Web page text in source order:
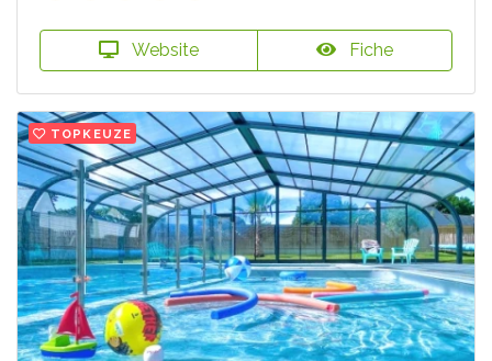
Website Fiche
TOPKEUZE